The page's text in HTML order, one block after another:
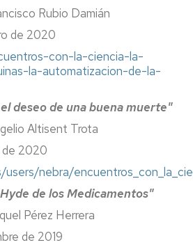
Rubio Damián
de 2020
con-la-ciencia-la-
la-automatizacion-de-la-
deseo de una buena muerte"
Altisent Trota
de 2020
nebra/
de los Medicamentos"
Pérez Herrera
de 2019